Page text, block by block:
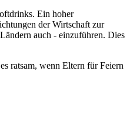
Ein hoher
der Wirtschaft zur
auch - einzuführen. Dies
ratsam, wenn Eltern für Feiern